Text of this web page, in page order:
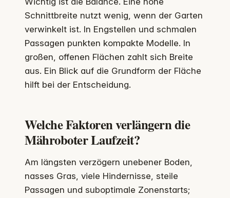
Schnittbreite nutzt wenig, wenn der Garten
verwinkelt ist. In Engstellen und schmalen
Passagen punkten kompakte Modelle. In
großen, offenen Flächen zahlt sich Breite
aus. Ein Blick auf die Grundform der Fläche
hilft bei der Entscheidung.
Welche Faktoren verlängern die
Mähroboter Laufzeit?
Am längsten verzögern unebener Boden,
nasses Gras, viele Hindernisse, steile
Passagen und suboptimale Zonenstarts;